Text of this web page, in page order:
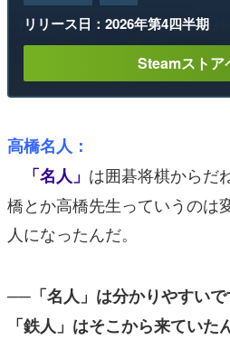
リリース日：2026年第4四半期
Steamストア
高橋名人：
「名人」 は囲碁将棋からだ
橋とか高橋先生っていうのは
人になったんだ。
──「名人」は分かりやすい
「鉄人」はそこから来ていた